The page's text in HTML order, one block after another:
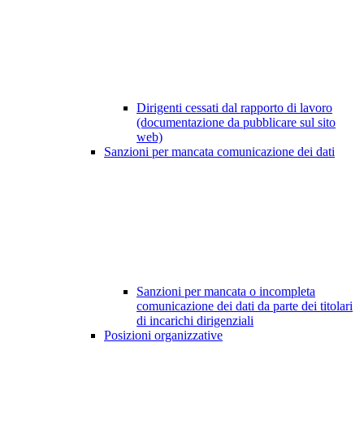
Dirigenti cessati dal rapporto di lavoro
(documentazione da pubblicare sul sito
web)
Sanzioni per mancata comunicazione dei dati
Sanzioni per mancata o incompleta
comunicazione dei dati da parte dei titolari
di incarichi dirigenziali
Posizioni organizzative